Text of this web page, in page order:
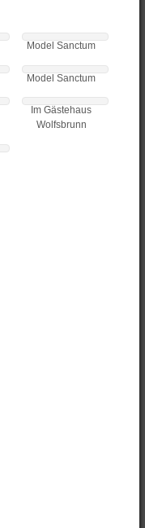
Model Sanctum
Model Sanctum
Im Gästehaus
Wolfsbrunn